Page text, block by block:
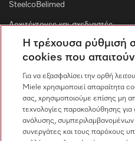
SteelcoBelimed
Αρχιτέκτονες και σχεδιαστές
Για εμπορικούς συνεργάτες
Επικοινωνία
Επισκόπηση επικοινωνίας
Η τρέχουσα ρύθμισή
cookies που
Για να εξασφαλίσει την ορθή
Miele χρησιμοποιεί απαραίτητα
σας, χρησιμοποιούμε επίσης μη
τεχνολογίες παρακολούθησης για
ανάλυσης,
συνεργάτες και τους παρόχους